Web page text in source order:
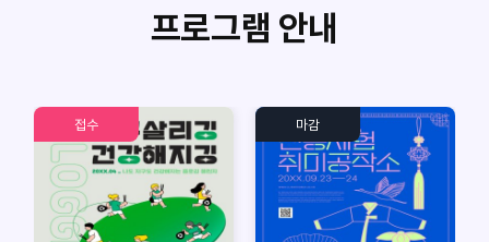
프로그램 안내
접수 마감